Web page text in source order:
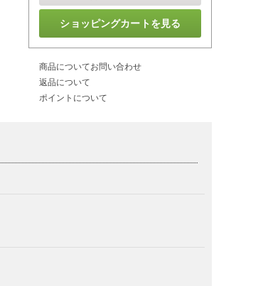
ショッピングカートを見る
商品についてお問い合わせ
返品について
ポイントについて